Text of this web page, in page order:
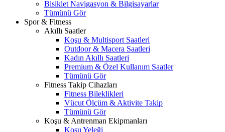
Bisiklet Navigasyon & Bilgisayarlar
Tümünü Gör
Spor & Fitness
Akıllı Saatler
Koşu & Multisport Saatleri
Outdoor & Macera Saatleri
Kadın Akıllı Saatleri
Premium & Özel Kullanım Saatler
Tümünü Gör
Fitness Takip Cihazları
Fitness Bileklikleri
Vücut Ölçüm & Aktivite Takip
Tümünü Gör
Koşu & Antrenman Ekipmanları
Koşu Yeleği